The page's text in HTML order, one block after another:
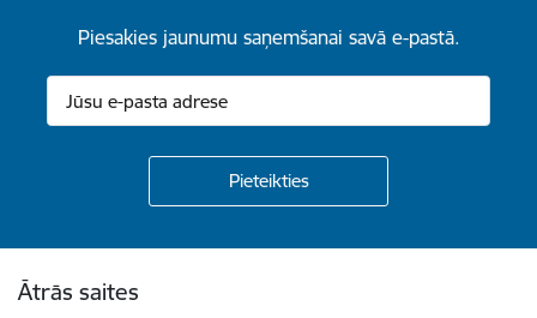
Piesakies jaunumu saņemšanai savā e-pastā.
Ātrās saites